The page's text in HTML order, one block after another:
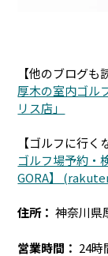
【他のブログも
厚木の室内ゴル
リス店」
【ゴルフに行く
ゴルフ場予約・
GORA】
住所： 神奈川県
営業時間： 24時